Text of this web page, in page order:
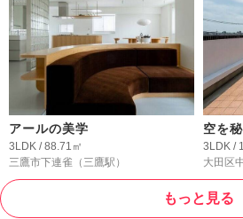
アールの美学
3LDK / 88.71㎡
三鷹市下連雀 （三鷹駅）
空を
3LDK /
大田区
もっと見る